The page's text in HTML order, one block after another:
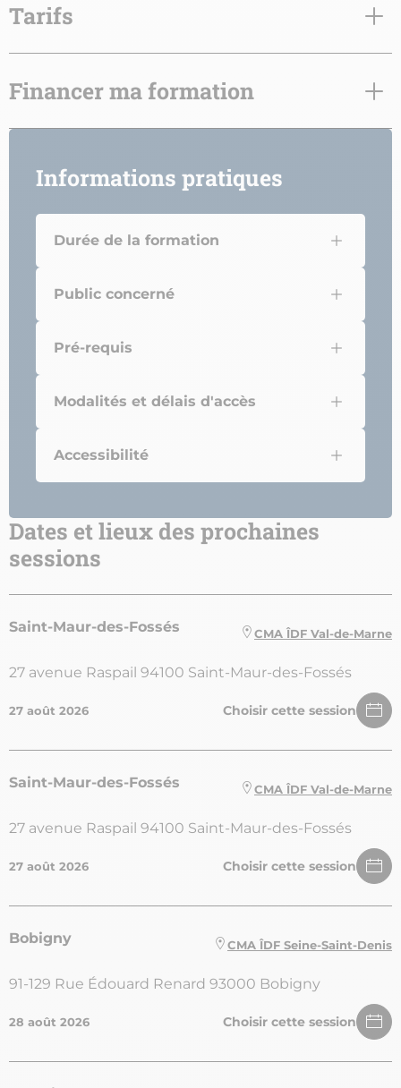
Tarifs
Financer ma formation
Informations pratiques
Durée de la formation
Public concerné
Pré-requis
Modalités et délais d'accès
Accessibilité
Dates et lieux des prochaines
sessions
Saint-Maur-des-Fossés CMA ÎDF Val-de-Marne
27 avenue Raspail 94100 Saint-Maur-des-Fossés
27 août 2026 Choisir cette session
Saint-Maur-des-Fossés CMA ÎDF Val-de-Marne
27 avenue Raspail 94100 Saint-Maur-des-Fossés
27 août 2026 Choisir cette session
Bobigny CMA ÎDF Seine-Saint-Denis
91-129 Rue Édouard Renard 93000 Bobigny
28 août 2026 Choisir cette session